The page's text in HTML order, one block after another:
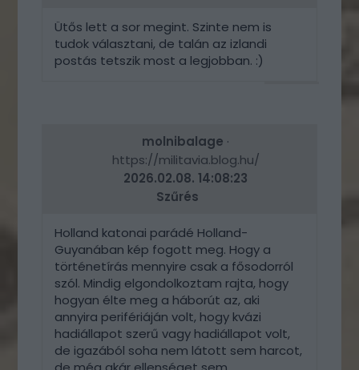
Ütős lett a sor megint. Szinte nem is
tudok választani, de talán az izlandi
postás tetszik most a legjobban. :)
molnibalage ·
https://militavia.blog.hu/
2026.02.08. 14:08:23
Szűrés
Holland katonai parádé Holland-
Guyanában kép fogott meg. Hogy a
történetírás mennyire csak a fősodorról
szól. Mindig elgondolkoztam rajta, hogy
hogyan élte meg a háborút az, aki
annyira perifériáján volt, hogy kvázi
hadiállapot szerű vagy hadiállapot volt,
de igazából soha nem látott sem harcot,